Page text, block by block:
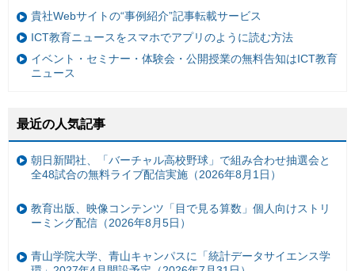
貴社Webサイトの“事例紹介”記事転載サービス
ICT教育ニュースをスマホでアプリのように読む方法
イベント・セミナー・体験会・公開授業の無料告知はICT教育
ニュース
最近の人気記事
朝日新聞社、「バーチャル高校野球」で組み合わせ抽選会と
全48試合の無料ライブ配信実施（2026年8月1日）
教育出版、映像コンテンツ「目で見る算数」個人向けストリ
ーミング配信（2026年8月5日）
青山学院大学、青山キャンパスに「統計データサイエンス学